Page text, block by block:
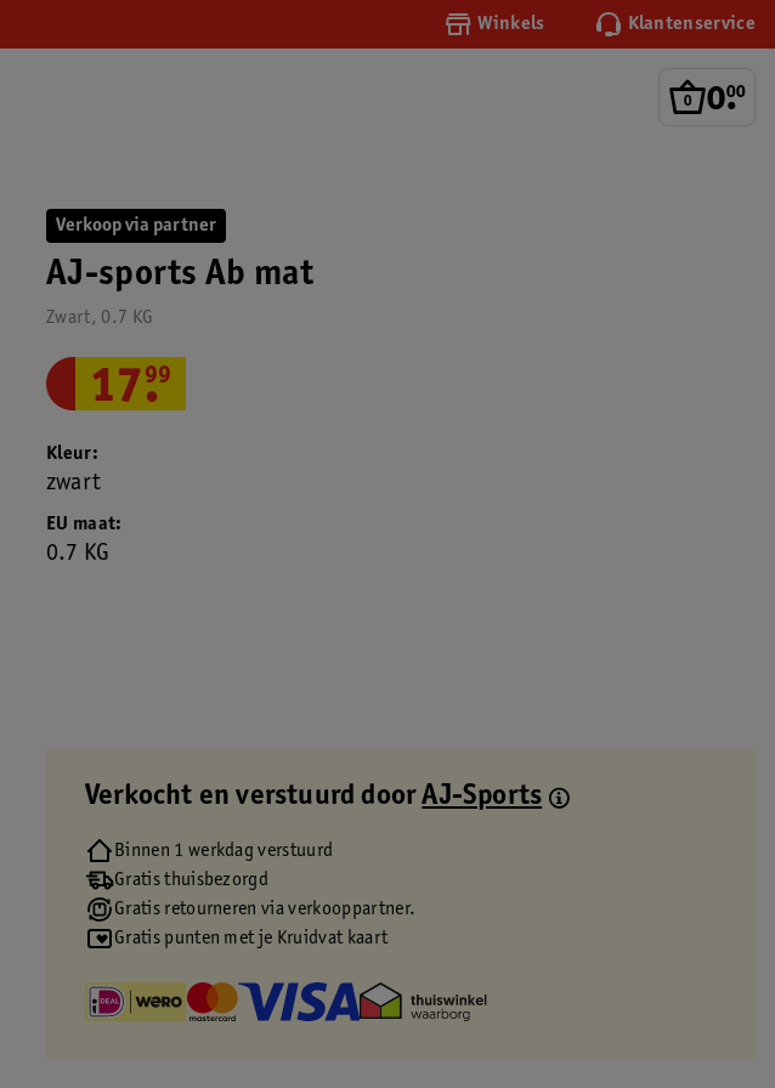
Winkels Klantenservice
0.
00
Verkoop via partner
AJ-sports Ab mat
Zwart, 0.7 KG
17.
99
EU maat
0.7 KG
Kleur
zwart
Verkocht en verstuurd doorAJ-Sports
Binnen 1 werkdag verstuurd
Gratis thuisbezorgd
Gratis retourneren via verkooppartner.
Gratis punten met je Kruidvat kaart